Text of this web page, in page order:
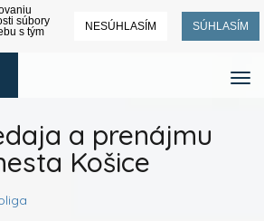
súbory
s tým
NESÚHLASÍM SÚHLASÍM
a prenájmu
Košice